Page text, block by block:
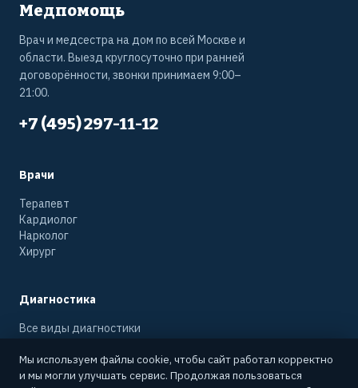
Медпомощь
Врач и медсестра на дом по всей Москве и
области. Выезд круглосуточно при ранней
договорённости, звонки принимаем 9:00–
21:00.
+7 (495) 297-11-12
Врачи
Терапевт
Кардиолог
Нарколог
Хирург
Диагностика
Все виды диагностики
Рентген на дому
ЭКГ на дому
Мы используем файлы cookie, чтобы сайт работал корректно
и мы могли улучшать сервис. Продолжая пользоваться